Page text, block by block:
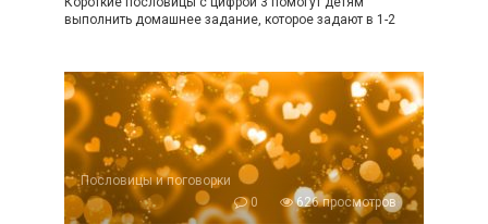
выполнить домашнее задание, которое задают в 1-2
Пословицы и поговорки
0
626 просмотров